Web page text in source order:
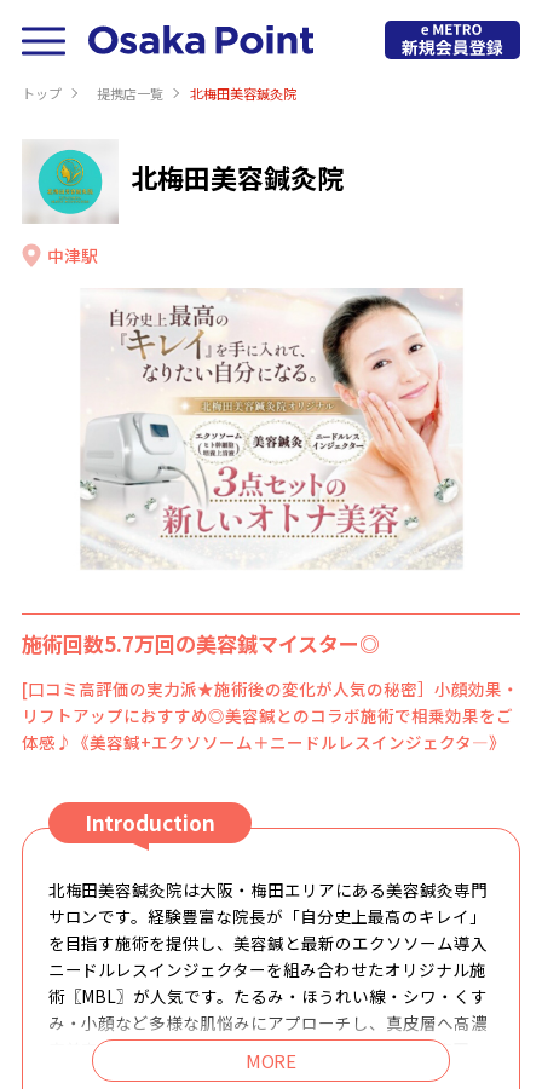
トップ 提携店⼀覧 北梅田美容鍼灸院
北梅田美容鍼灸院
中津駅
施術回数5.7万回の美容鍼マイスター◎
[口コミ高評価の実力派★施術後の変化が人気の秘密］小顔効果・
リフトアップにおすすめ◎美容鍼とのコラボ施術で相乗効果をご
体感♪《美容鍼+エクソソーム＋ニードルレスインジェクタ―》
Introduction
北梅田美容鍼灸院は大阪・梅田エリアにある美容鍼灸専門
サロンです。経験豊富な院長が「自分史上最高のキレイ」
を目指す施術を提供し、美容鍼と最新のエクソソーム導入
ニードルレスインジェクターを組み合わせたオリジナル施
術〖MBL〗が人気です。たるみ・ほうれい線・シワ・くす
み・小顔など多様な肌悩みにアプローチし、真皮層へ高濃
度美容成分を届ける高度な再生美容を実現します。梅田・
中崎町・中津の各駅から徒歩圏内でアクセス良好、年中無